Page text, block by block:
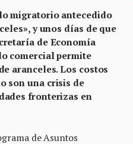
migratorio antecedido
y unos días de que
de Economía
comercial permite
aranceles. Los costos
son una crisis de
fronterizas en
de Asuntos